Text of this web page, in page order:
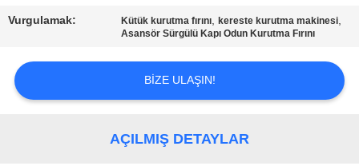
SERVIS
TALEPLERI
Vurgulamak: Kütük kurutma fırını,kereste kurutma makinesi,
Asansör Sürgülü Kapı Odun Kurutma Fırını
BIZE ULAŞIN!
AÇILMIŞ DETAYLAR